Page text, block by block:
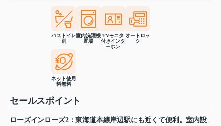
バストイレ
別
室内洗濯機
置場
TVモニタ
付きインタ
ーホン
オートロッ
ク
ネット使用
料無料
セールスポイント
ローズインローズ2：東海道本線岸辺駅にも近くて便利。室内設